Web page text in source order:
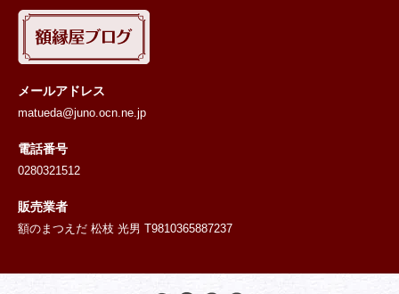
メールアドレス
matueda@juno.ocn.ne.jp
電話番号
0280321512
販売業者
額のまつえだ 松枝 光男 T9810365887237